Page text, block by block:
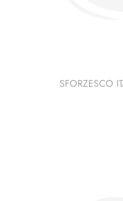
SFORZESCO